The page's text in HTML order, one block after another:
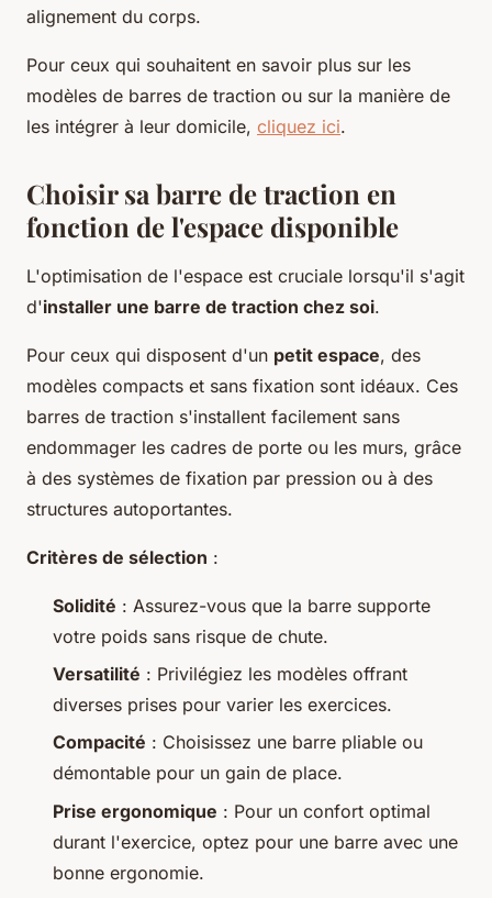
alignement du corps.
Pour ceux qui souhaitent en savoir plus sur les
modèles de barres de traction ou sur la manière de
les intégrer à leur domicile, cliquez ici.
Choisir sa barre de traction en
fonction de l'espace disponible
L'optimisation de l'espace est cruciale lorsqu'il s'agit
d'installer une barre de traction chez soi.
Pour ceux qui disposent d'un petit espace, des
modèles compacts et sans fixation sont idéaux. Ces
barres de traction s'installent facilement sans
endommager les cadres de porte ou les murs, grâce
à des systèmes de fixation par pression ou à des
structures autoportantes.
Critères de sélection :
Solidité : Assurez-vous que la barre supporte
votre poids sans risque de chute.
Versatilité : Privilégiez les modèles offrant
diverses prises pour varier les exercices.
Compacité : Choisissez une barre pliable ou
démontable pour un gain de place.
Prise ergonomique : Pour un confort optimal
durant l'exercice, optez pour une barre avec une
bonne ergonomie.